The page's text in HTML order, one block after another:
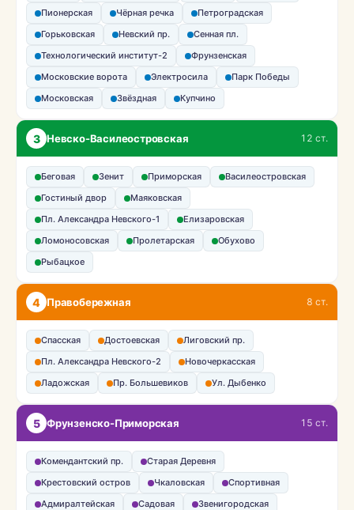
Пионерская Чёрная речка
Петроградская
Горьковская
Невский пр.
Сенная пл.
Технологический институт-2
Фрунзенская
Московские ворота
Электросила
Парк Победы
Московская
Звёздная Купчино
3 Невско-Василеостровская 12 ст.
Беговая Зенит Приморская
Василеостровская
Гостиный двор
Маяковская
Пл. Александра Невского-1
Елизаровская
Ломоносовская
Пролетарская
Обухово
Рыбацкое
4 Правобережная 8 ст.
Спасская Достоевская
Лиговский пр.
Пл. Александра Невского-2
Новочеркасская
Ладожская
Пр. Большевиков Ул. Дыбенко
5 Фрунзенско-Приморская 15 ст.
Комендантский пр.
Старая Деревня
Крестовский остров
Чкаловская
Спортивная
Адмиралтейская
Садовая
Звенигородская